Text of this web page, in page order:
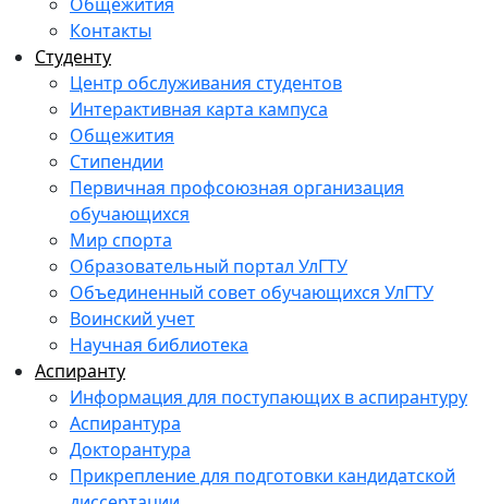
Контакты
Студенту
Центр обслуживания студентов
Интерактивная карта кампуса
Общежития
Стипендии
Первичная профсоюзная организация
обучающихся
Мир спорта
Образовательный портал УлГТУ
Объединенный совет обучающихся УлГТУ
Воинский учет
Научная библиотека
Аспиранту
Информация для поступающих в аспирантуру
Аспирантура
Докторантура
Прикрепление для подготовки кандидатской